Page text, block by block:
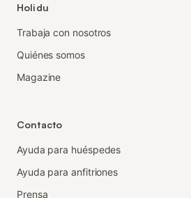
Holidu
Trabaja con nosotros
Quiénes somos
Magazine
Contacto
Ayuda para huéspedes
Ayuda para anfitriones
Prensa